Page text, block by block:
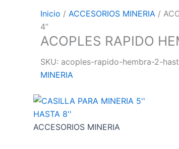
Inicio / ACCESORIOS MINERIA /
4”
ACOPLES RAPIDO
SKU: acoples-rapido-hembra-2-
MINERIA
ACCESORIOS MINERIA